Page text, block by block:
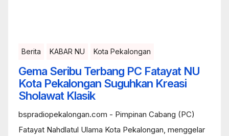
Berita KABAR NU Kota Pekalongan
Gema Seribu Terbang PC Fatayat NU
Kota Pekalongan Suguhkan Kreasi
Sholawat Klasik
bspradiopekalongan.com - Pimpinan Cabang (PC)
Fatayat Nahdlatul Ulama Kota Pekalongan, menggelar